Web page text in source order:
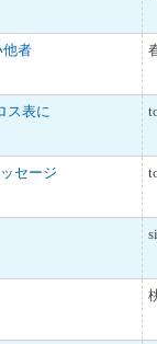
他者
ス表に
セージ